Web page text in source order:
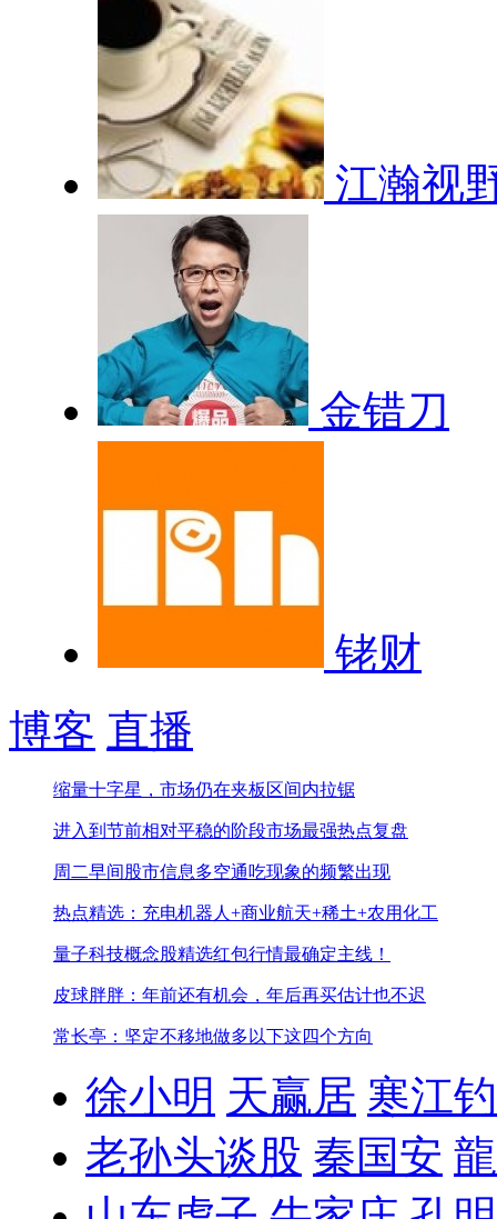
江瀚视
金错刀
铑财
博客 直播
缩量十字星，市场仍在夹板区间内拉锯
进入到节前相对平稳的阶段市场最强热点复盘
周二早间股市信息多空通吃现象的频繁出现
热点精选：充电机器人+商业航天+稀土+农用化工
量子科技概念股精选红包行情最确定主线！
皮球胖胖：年前还有机会，年后再买估计也不迟
常长亭：坚定不移地做多以下这四个方向
徐小明 天赢居 寒江
老孙头谈股 秦国安